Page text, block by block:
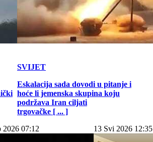
SVIJET
Eskalacija sada dovodi u pitanje i
hoće li jemenska skupina koju
podržava Iran ciljati
trgovačke [ ... ]
2026 07:12 13 Svi 2026 12:35